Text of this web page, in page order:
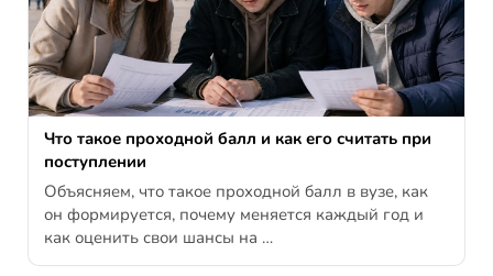
Что такое проходной балл и как его считать при
поступлении
Объясняем, что такое проходной балл в вузе, как
он формируется, почему меняется каждый год и
как оценить свои шансы на …